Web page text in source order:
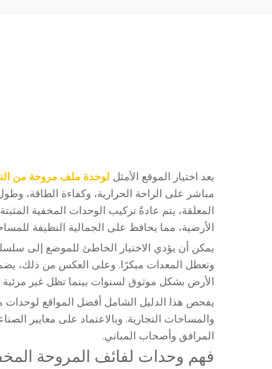
يعد اختيار الموقع الأمثل لوحدة ملف مروحة من
مباشر على الراحة الحرارية، وكفاءة الطاقة،
المعلقة، يتم عادةً تركيب الوحدات المخفية
الأرضية، مما يحافظ على الجمالية النظيفة
يمكن أن يؤدي الاختيار الخاطئ للموضع إلى
وتعطل المعدات مبكرًا. وعلى العكس من ذلك،
الأرض بشكل موثوق لسنوات بينما تظل غير مرئية
يفحص هذا الدليل الشامل أفضل المواقع لوحدات
المرافق وأصحاب المباني.
فهم وحدات لفائف المروحة